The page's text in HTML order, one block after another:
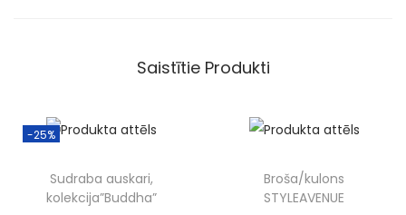
Saistītie Produkti
-25%
Sudraba auskari,
kolekcija”Buddha”
Broša/kulons
STYLEAVENUE